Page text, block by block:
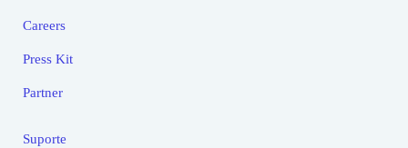
Careers
Press Kit
Partner
Suporte